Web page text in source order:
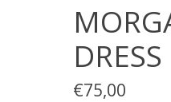
€75,00